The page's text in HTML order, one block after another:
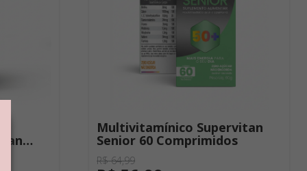
Multivitamínico Supervitan
Senior 60 Comprimidos
R$ 64,99